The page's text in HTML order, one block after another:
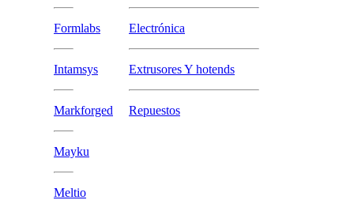
Formlabs
Intamsys
Markforged
Mayku
Meltio
Electrónica
Extrusores Y hotends
Repuestos